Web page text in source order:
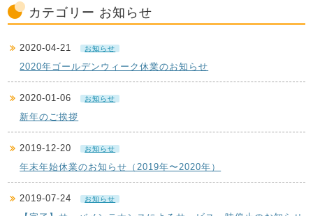
カテゴリー お知らせ
2020-04-21 お知らせ
2020年ゴールデンウィーク休業のお知らせ
2020-01-06 お知らせ
新年のご挨拶
2019-12-20 お知らせ
年末年始休業のお知らせ（2019年〜2020年）
2019-07-24 お知らせ